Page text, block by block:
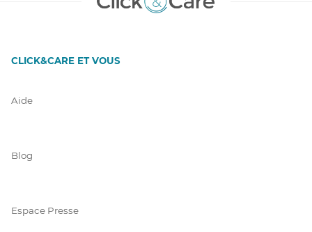
CLICK&CARE ET VOUS
Aide
Blog
Espace Presse